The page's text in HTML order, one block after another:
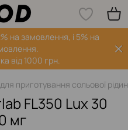
на замовлення, і 5% на
від 1000 грн.
приготування сольової
FL350 Lux 30
мг